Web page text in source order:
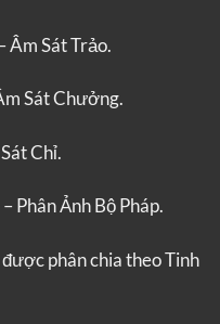
Âm Sát Trảo.
Sát Chưởng.
Chỉ.
Phân Ảnh Bộ Pháp.
phân chia theo Tinh